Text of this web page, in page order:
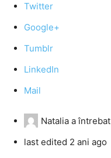
Twitter
Google+
Tumblr
LinkedIn
Mail
Natalia a întrebat
last edited 2 ani ago